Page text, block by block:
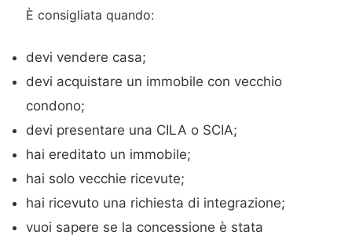
È consigliata quando:
devi vendere casa;
devi acquistare un immobile con vecchio
condono;
devi presentare una CILA o SCIA;
hai ereditato un immobile;
hai solo vecchie ricevute;
hai ricevuto una richiesta di integrazione;
vuoi sapere se la concessione è stata